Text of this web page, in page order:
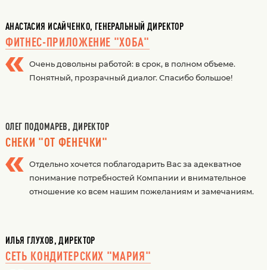
АНАСТАСИЯ ИСАЙЧЕНКО, ГЕНЕРАЛЬНЫЙ ДИРЕКТОР
ФИТНЕС-ПРИЛОЖЕНИЕ "ХОБА"
Очень довольны работой: в срок, в полном объеме.
Понятный, прозрачный диалог. Спасибо большое!
ОЛЕГ ПОДОМАРЕВ, ДИРЕКТОР
СНЕКИ "ОТ ФЕНЕЧКИ"
Отдельно хочется поблагодарить Вас за адекватное
понимание потребностей Компании и внимательное
отношение ко всем нашим пожеланиям и замечаниям.
ИЛЬЯ ГЛУХОВ, ДИРЕКТОР
СЕТЬ КОНДИТЕРСКИХ "МАРИЯ"